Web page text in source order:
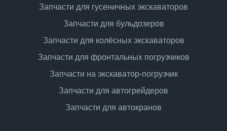
Запчасти для гусеничных экскаваторов
Запчасти для бульдозеров
Запчасти для колёсных экскаваторов
Запчасти для фронтальных погрузчиков
Запчасти на экскаватор-погрузчик
Запчасти для автогрейдеров
Запчасти для автокранов